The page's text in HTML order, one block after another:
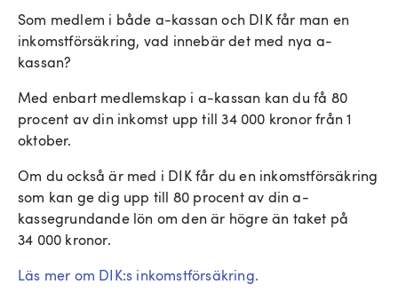
Som medlem i både a-kassan och DIK får man en
inkomstförsäkring, vad innebär det med nya a-
kassan?
Med enbart medlemskap i a-kassan kan du få 80
procent av din inkomst upp till 34 000 kronor från 1
oktober.
Om du också är med i DIK får du en inkomstförsäkring
som kan ge dig upp till 80 procent av din a-
kassegrundande lön om den är högre än taket på
34 000 kronor.
Läs mer om DIK:s inkomstförsäkring.